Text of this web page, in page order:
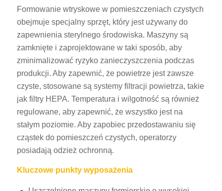
Formowanie wtryskowe w pomieszczeniach czystych
obejmuje specjalny sprzęt, który jest używany do
zapewnienia sterylnego środowiska. Maszyny są
zamknięte i zaprojektowane w taki sposób, aby
zminimalizować ryzyko zanieczyszczenia podczas
produkcji. Aby zapewnić, że powietrze jest zawsze
czyste, stosowane są systemy filtracji powietrza, takie
jak filtry HEPA. Temperatura i wilgotność są również
regulowane, aby zapewnić, że wszystko jest na
stałym poziomie. Aby zapobiec przedostawaniu się
cząstek do pomieszczeń czystych, operatorzy
posiadają odzież ochronną.
Kluczowe punkty wyposażenia